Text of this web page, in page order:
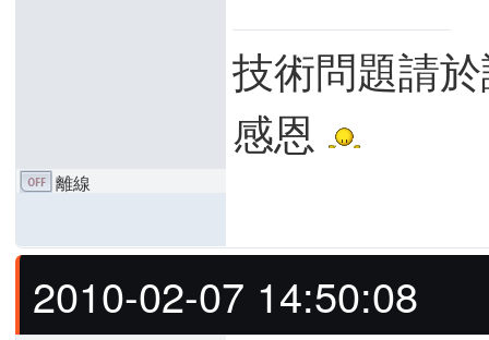
技術問題請
感恩
離線
2010-02-07 14:50:08